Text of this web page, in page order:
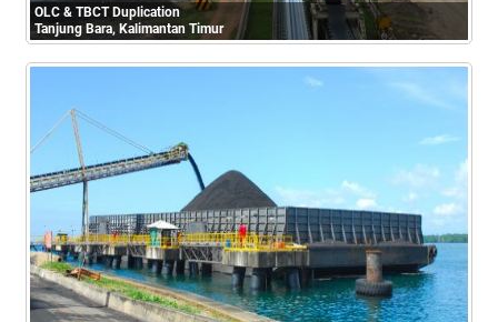
OLC & TBCT Duplication
Tanjung Bara, Kalimantan Timur